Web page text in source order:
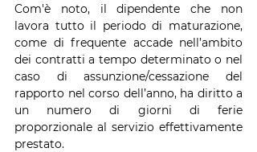
Com'è noto, il dipendente che non
lavora tutto il periodo di maturazione,
come di frequente accade nell’ambito
dei contratti a tempo determinato o nel
caso di assunzione/cessazione del
rapporto nel corso dell’anno, ha diritto a
un numero di giorni di ferie
proporzionale al servizio effettivamente
prestato.